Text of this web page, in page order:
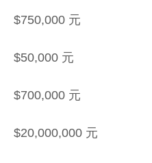
$750,000 元
$50,000 元
$700,000 元
$20,000,000 元